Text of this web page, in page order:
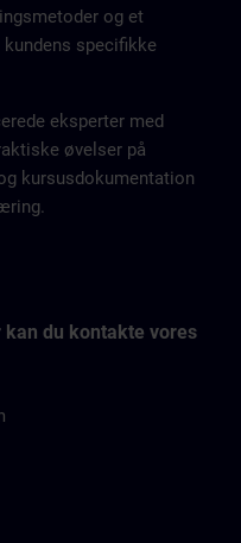
og et
specifikke
eksperter med
øvelser på
kursusdokumentation
du kontakte vores